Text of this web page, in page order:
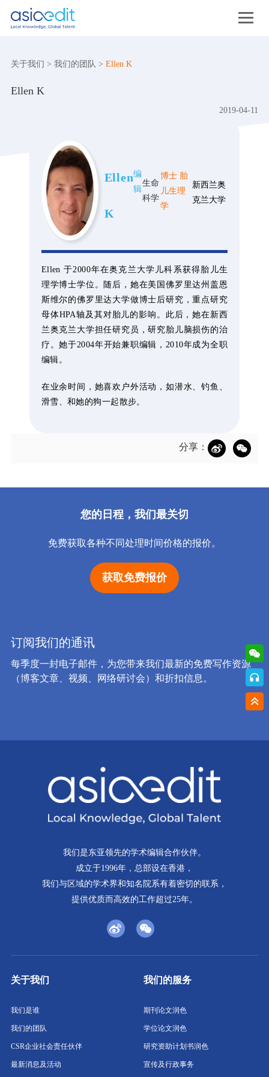
关于我们 > 我们的团队 > Ellen K
Ellen K
2019-04-11
Ellen
K
编
辑
生命
科学
博士 胎
儿生理
学
新西兰奥
克兰大学
Ellen 于2000年在奥克兰大学儿科系获得胎儿生
理学博士学位。随后，她在美国佛罗里达州盖恩
斯维尔的佛罗里达大学做博士后研究，重点研究
母体HPA轴及其对胎儿的影响。此后，她在新西
兰奥克兰大学担任研究员，研究胎儿脑损伤的治
疗。她于2004年开始兼职编辑，2010年成为全职
编辑。
在业余时间，她喜欢户外活动，如潜水、钓鱼、
滑雪、和她的狗一起散步。
分享：
您的日程，我们最关切
免费获取各种不同处理时间价格的报价。
获取免费报价
订阅我们的通讯
每季度一封电子邮件，为您带来我们最新的免费写作资源
（博客文章、视频、网络研讨会）和折扣信息。
我们是东亚领先的学术编辑合作伙伴。
成立于1996年，总部设在香港，
我们与区域的学术界和知名院系有着密切的联系，
提供优质而高效的工作超过25年。
关于我们
我们是谁
我们的团队
CSR企业社会责任伙伴
最新消息及活动
我们的服务
期刊论文润色
学位论文润色
研究资助计划书润色
宣传及行政事务